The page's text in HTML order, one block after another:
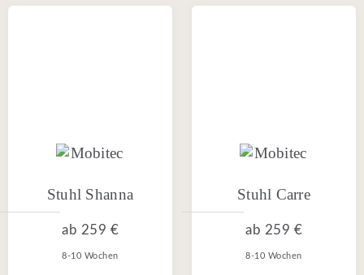
Stuhl Shanna
ab 259 €
8-10 Wochen
Stuhl Carre
ab 259 €
8-10 Wochen